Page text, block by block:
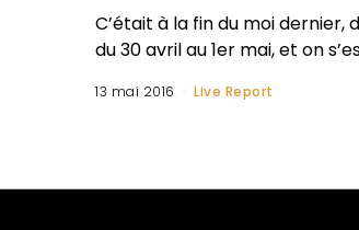
C’était à la fin du moi dernier,
du 30 avril au 1er mai, et on
13 mai 2016 Live Report